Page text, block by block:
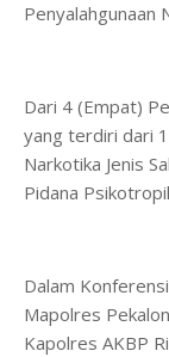
Penyalahgunaan
Dari 4 (Empat)
yang terdiri dari
Narkotika Jenis
Pidana
Dalam
Mapolres
Kapolres AKBP